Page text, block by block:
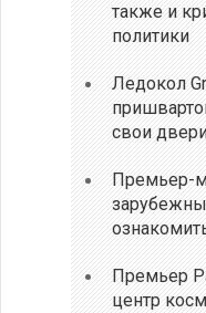
также и
политики
Ледокол
свои
Премьер-
Премьер
центр